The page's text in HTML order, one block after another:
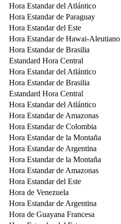
Hora Estandar del Atlántico
Hora Estandar de Paraguay
Hora Estandar del Este
Hora Estandar de Hawai-Aleutiano
Hora Estandar de Brasilia
Estandard Hora Central
Hora Estandar del Atlántico
Hora Estandar de Brasilia
Estandard Hora Central
Hora Estandar del Atlántico
Hora Estandar de Amazonas
Hora Estandar de Colombia
Hora Estandar de la Montaña
Hora Estandar de Argentina
Hora Estandar de la Montaña
Hora Estandar de Amazonas
Hora Estandar del Este
Hora de Venezuela
Hora Estandar de Argentina
Hora de Guayana Francesa